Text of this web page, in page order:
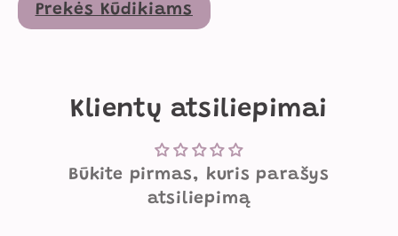
Prekės Kūdikiams
Klientų atsiliepimai
Būkite pirmas, kuris parašys
atsiliepimą